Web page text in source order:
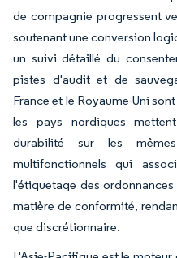
de compagnie progressent
soutenant une conversion
un suivi détaillé du
pistes d'audit et de
France et le Royaume-Uni
les pays nordiques
durabilité sur les
multifonctionnels qui
l'étiquetage des
matière de conformité,
que discrétionnaire.